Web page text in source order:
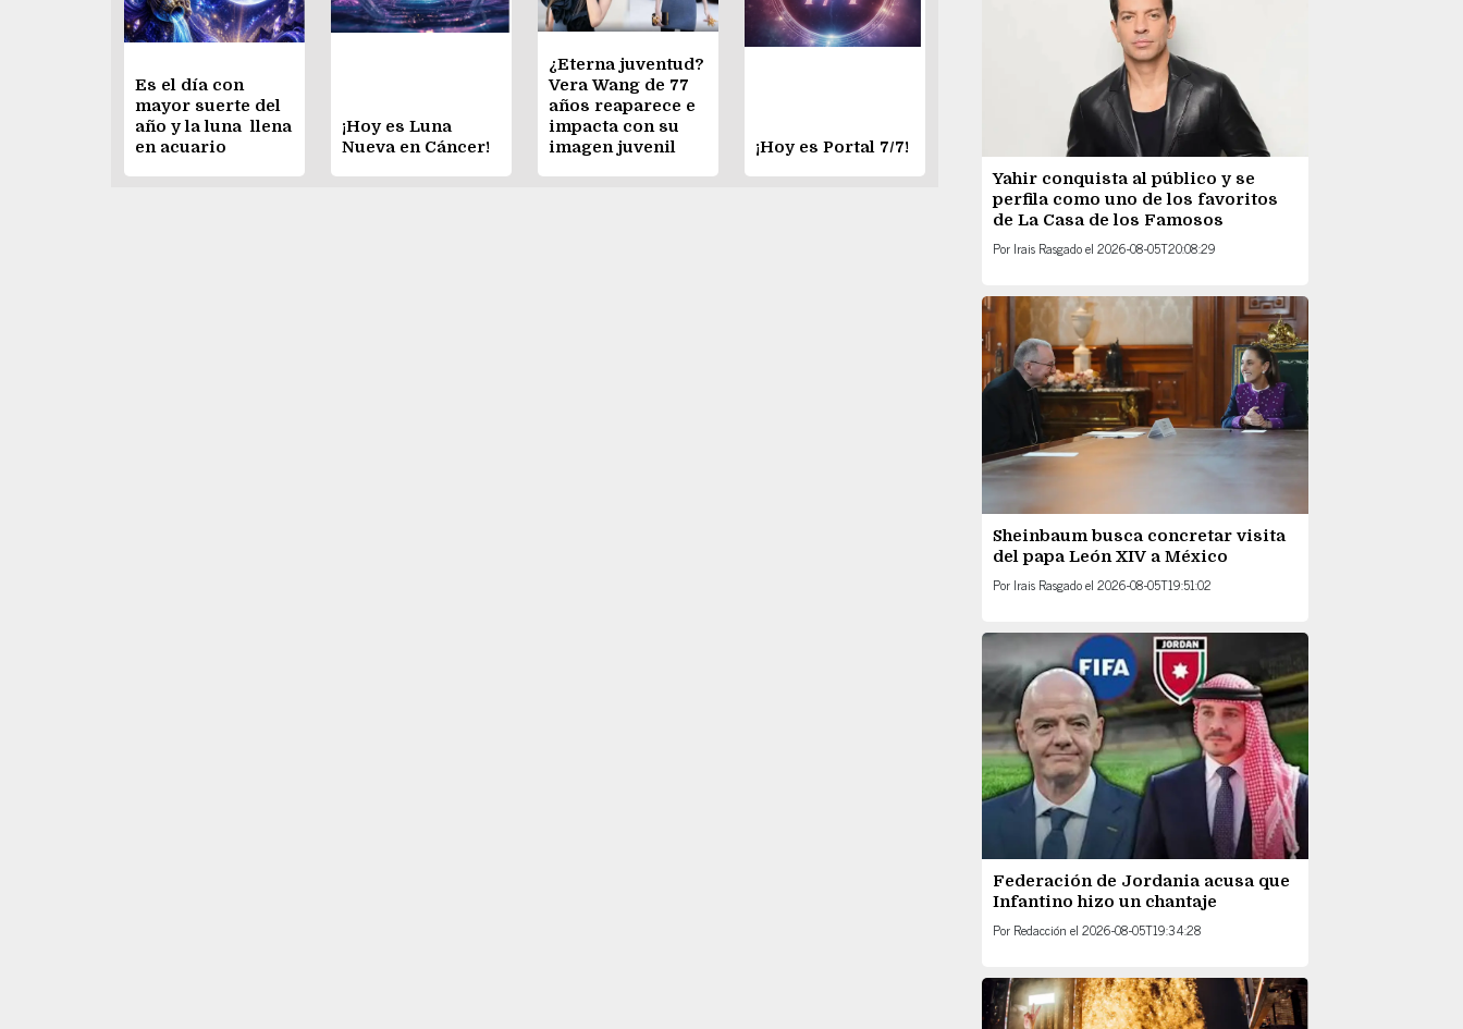
Es el día con
mayor suerte del
año y la luna llena
en acuario
¡Hoy es Luna
Nueva en Cáncer!
¿Eterna juventud?
Vera Wang de 77
años reaparece e
impacta con su
imagen juvenil
¡Hoy es Portal 7/7!
Yahir conquista al público y se
perfila como uno de los favoritos
de La Casa de los Famosos
Por Irais Rasgadoel 2026-08-05T20:08:29
Sheinbaum busca concretar visita
del papa León XIV a México
Por Irais Rasgadoel 2026-08-05T19:51:02
Federación de Jordania acusa que
Infantino hizo un chantaje
Por Redacción el 2026-08-05T19:34:28